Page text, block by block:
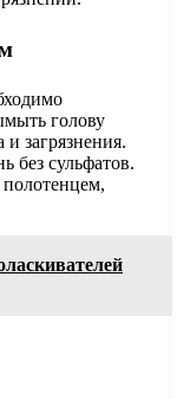
голову
загрязнения.
без сульфатов.